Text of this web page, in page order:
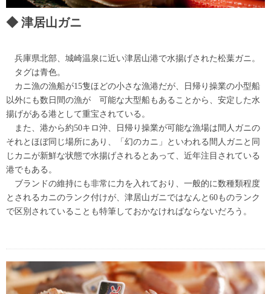
津居山ガニ
兵庫県北部、城崎温泉に近い津居山港で水揚げされた松葉ガニ。
タグは青色。
カニ漁の漁船が15隻ほどの小さな漁港だが、日帰り操業の小型船
以外にも数日間の漁が 可能な大型船もあることから、安定した水
揚げがある港として重宝されている。
また、港から約50キロ沖、日帰り操業が可能な漁場は間人ガニの
それとほぼ同じ場所にあり、「幻のカニ」といわれる間人ガニと同
じカニが新鮮な状態で水揚げされるとあって、近年注目されている
港でもある。
ブランドの維持にも非常に力を入れており、一般的に数種類程度
とされるカニのランク付けが、津居山ガニではなんと60ものランク
で区別されていることも特筆しておかなければならないだろう。